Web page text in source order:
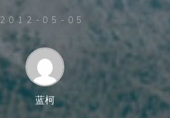
2012-05-05
蓝柯